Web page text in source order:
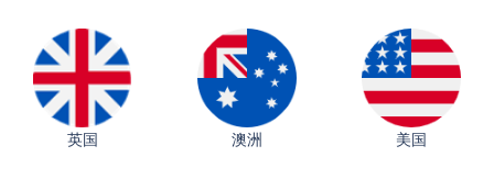
英国 澳洲 美国